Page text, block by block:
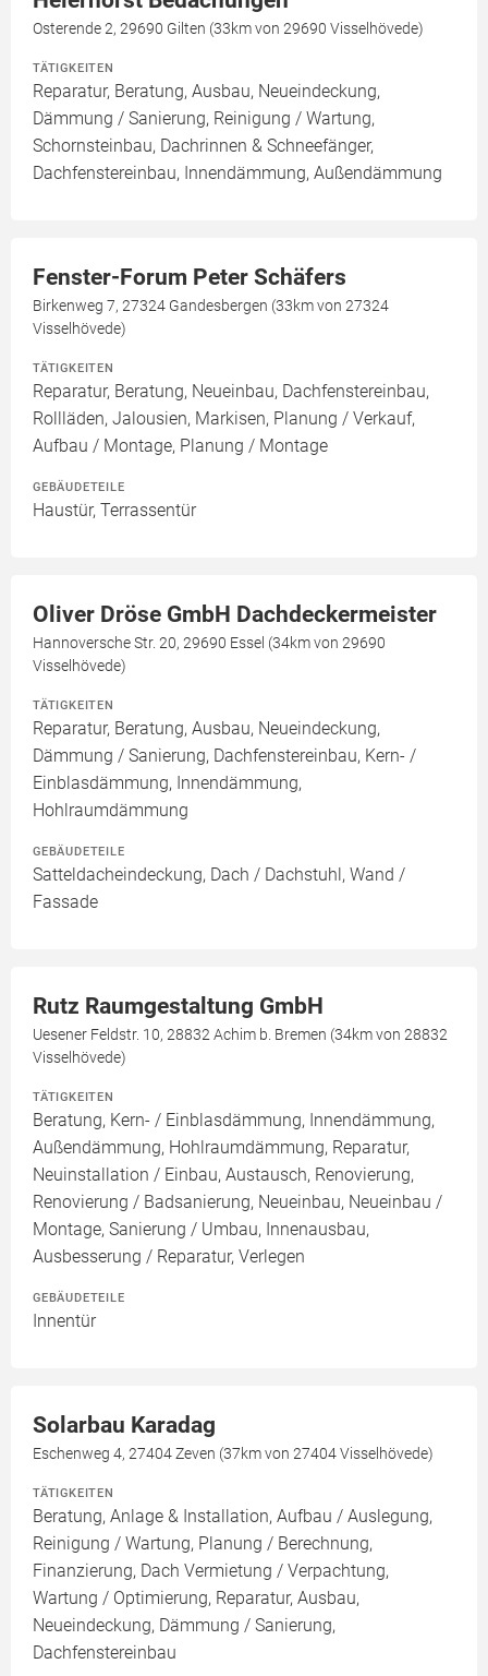
Osterende 2, 29690 Gilten (33km von 29690 Visselhövede)
TÄTIGKEITEN
Reparatur, Beratung, Ausbau, Neueindeckung,
Dämmung / Sanierung, Reinigung / Wartung,
Schornsteinbau, Dachrinnen & Schneefänger,
Dachfenstereinbau, Innendämmung, Außendämmung
Fenster-Forum Peter Schäfers
Birkenweg 7, 27324 Gandesbergen (33km von 27324
Visselhövede)
TÄTIGKEITEN
Reparatur, Beratung, Neueinbau, Dachfenstereinbau,
Rollläden, Jalousien, Markisen, Planung / Verkauf,
Aufbau / Montage, Planung / Montage
GEBÄUDETEILE
Haustür, Terrassentür
Oliver Dröse GmbH Dachdeckermeister
Hannoversche Str. 20, 29690 Essel (34km von 29690
Visselhövede)
TÄTIGKEITEN
Reparatur, Beratung, Ausbau, Neueindeckung,
Dämmung / Sanierung, Dachfenstereinbau, Kern- /
Einblasdämmung, Innendämmung,
Hohlraumdämmung
GEBÄUDETEILE
Satteldacheindeckung, Dach / Dachstuhl, Wand /
Fassade
Rutz Raumgestaltung GmbH
Uesener Feldstr. 10, 28832 Achim b. Bremen (34km von 28832
Visselhövede)
TÄTIGKEITEN
Beratung, Kern- / Einblasdämmung, Innendämmung,
Außendämmung, Hohlraumdämmung, Reparatur,
Neuinstallation / Einbau, Austausch, Renovierung,
Renovierung / Badsanierung, Neueinbau, Neueinbau /
Montage, Sanierung / Umbau, Innenausbau,
Ausbesserung / Reparatur, Verlegen
GEBÄUDETEILE
Innentür
Solarbau Karadag
Eschenweg 4, 27404 Zeven (37km von 27404 Visselhövede)
TÄTIGKEITEN
Beratung, Anlage & Installation, Aufbau / Auslegung,
Reinigung / Wartung, Planung / Berechnung,
Finanzierung, Dach Vermietung / Verpachtung,
Wartung / Optimierung, Reparatur, Ausbau,
Neueindeckung, Dämmung / Sanierung,
Dachfenstereinbau